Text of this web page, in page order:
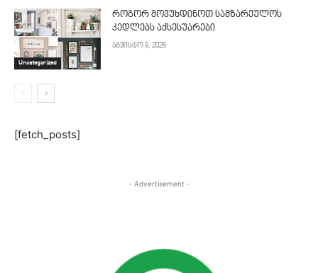
Uncategorized
როგორ მოვუხდინოთ სამზარეულოს
კედლებს აქსესუარები
აგვისტო 9, 2026
[fetch_posts]
- Advertisement -